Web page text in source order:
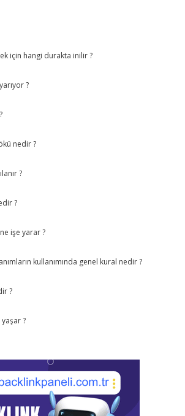
için hangi durakta inilir ?
?
nedir ?
?
?
işe yarar ?
kullanımında genel kural nedir ?
?
?